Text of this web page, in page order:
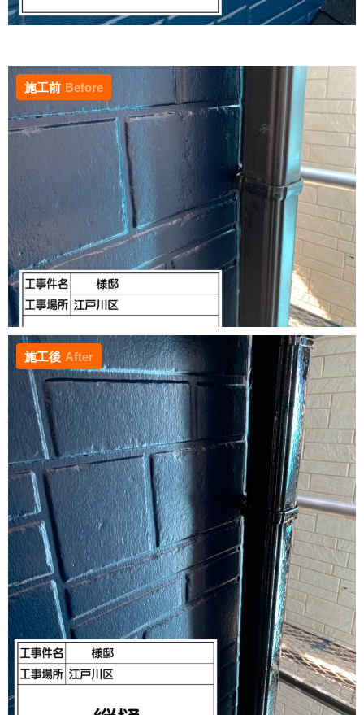
施工前 Before
施工後 After